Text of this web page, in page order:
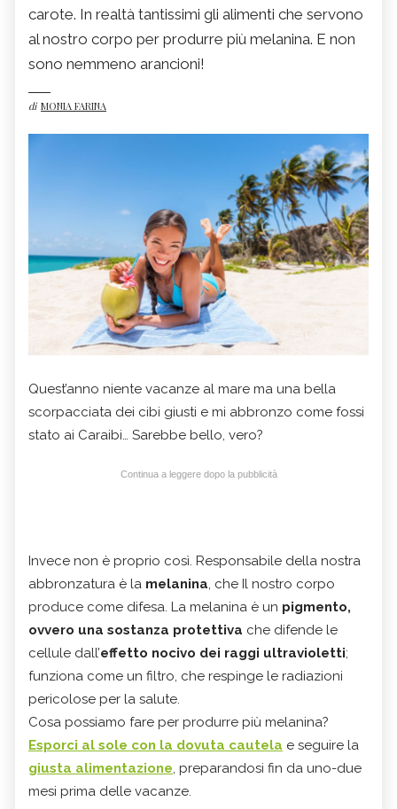
carote. In realtà tantissimi gli alimenti che servono
al nostro corpo per produrre più melanina. E non
sono nemmeno arancioni!
di MONIA FARINA
Quest’anno niente vacanze al mare ma una bella
scorpacciata dei cibi giusti e mi abbronzo come fossi
stato ai Caraibi… Sarebbe bello, vero?
Continua a leggere dopo la pubblicità
Invece non è proprio così. Responsabile della nostra
abbronzatura è la melanina, che Il nostro corpo
produce come difesa. La melanina è un pigmento,
ovvero una sostanza protettiva che difende le
cellule dall’effetto nocivo dei raggi ultravioletti;
funziona come un filtro, che respinge le radiazioni
pericolose per la salute.
Cosa possiamo fare per produrre più melanina?
Esporci al sole con la dovuta cautela e seguire la
giusta alimentazione, preparandosi fin da uno-due
mesi prima delle vacanze.